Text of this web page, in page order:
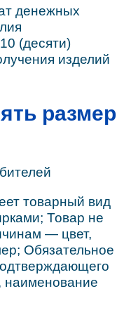
денежных
(десяти)
изделий
размер
товарный вид
Товар не
— цвет,
Обязательное
наименование